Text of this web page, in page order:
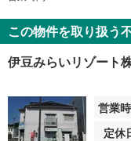
この物件を取り扱う
伊豆みらいリゾート
営業
定休